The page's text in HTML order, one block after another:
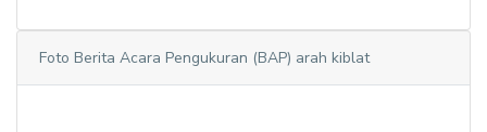
Foto Berita Acara Pengukuran (BAP) arah kiblat